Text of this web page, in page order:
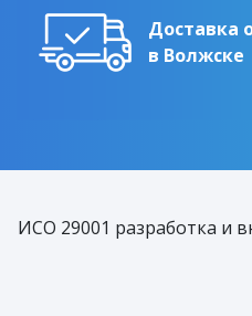
Доставка
в Волжске
ИСО 29001 разработка и